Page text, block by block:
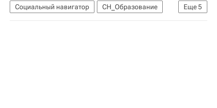
Еще5
Социальный навигатор
СН_Образование
Московская духовная академия
Религия